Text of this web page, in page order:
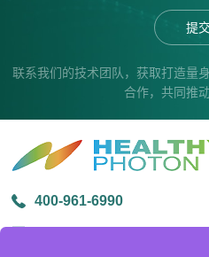
提交
联系我们的技术团队，获取打造量
合作，共同推
400-961-6990